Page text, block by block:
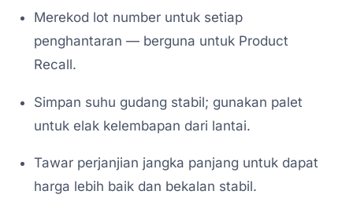
Merekod lot number untuk setiap
penghantaran — berguna untuk Product
Recall.
Simpan suhu gudang stabil; gunakan palet
untuk elak kelembapan dari lantai.
Tawar perjanjian jangka panjang untuk dapat
harga lebih baik dan bekalan stabil.